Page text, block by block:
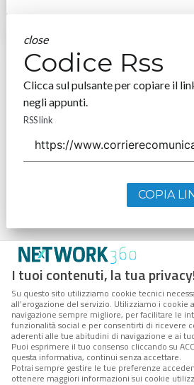
I tuoi contenuti, la tua
Su questo sito utilizziamo cookie tecnici
all’erogazione del servizio. Utilizziamo i cookie
navigazione sempre migliore, per facilitare le
funzionalità social e per consentirti di ricevere
aderenti alle tue abitudini di navigazione e ai
Puoi esprimere il tuo consenso cliccando su
questa informativa, continui senza accettare.
Potrai sempre gestire le tue preferenze
ottenere maggiori informazioni sui cookie
close
Codice Rss
Clicca sul pulsante per copiare il
negli appunti.
RSS link
COPIA